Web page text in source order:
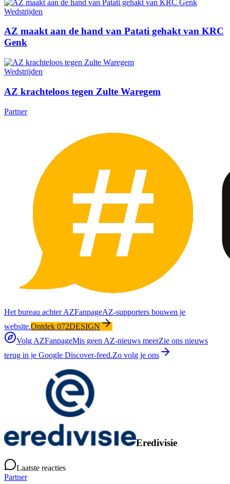
Wedstrijden
AZ maakt aan de hand van Patati gehakt van KRC
Genk
Wedstrijden
AZ krachteloos tegen Zulte Waregem
Partner
Het bureau achter AZFanpageAZ-supporters bouwen je
website.Ontdek 072DESIGN
Volg AZFanpageMis geen AZ-nieuws meerZie ons nieuws
terug in je Google Discover-feed.Zo volg je ons
Eredivisie
Laatste reacties
Partner